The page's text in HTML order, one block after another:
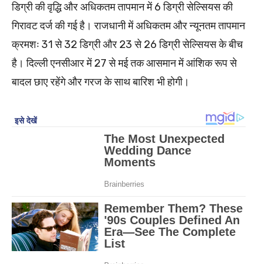
डिग्री की वृद्धि और अधिकतम तापमान में 6 डिग्री सेल्सियस की
गिरावट दर्ज की गई है। राजधानी में अधिकतम और न्यूनतम तापमान
क्रमशः 31 से 32 डिग्री और 23 से 26 डिग्री सेल्सियस के बीच
है। दिल्ली एनसीआर में 27 से मई तक आसमान में आंशिक रूप से
बादल छाए रहेंगे और गरज के साथ बारिश भी होगी।